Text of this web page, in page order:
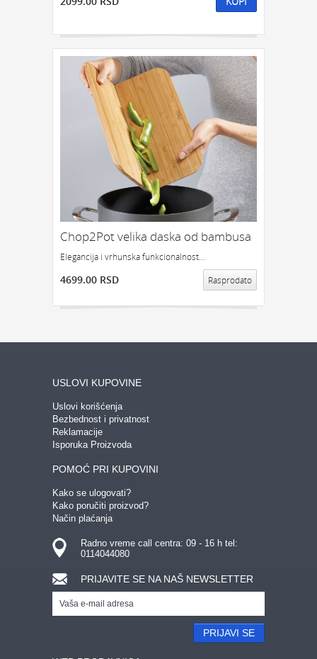
Chop2Pot velika daska od bambusa
Elegancija i vrhunska funkcionalnost...
4699.00 RSD Rasprodato
USLOVI KUPOVINE
Uslovi korišćenja
Bezbednost i privatnost
Reklamacije
Isporuka Proizvoda
POMOĆ PRI KUPOVINI
Kako se ulogovati?
Kako poručiti proizvod?
Način plaćanja
Radno vreme call centra: 09 - 16 h tel:
0114044080
PRIJAVITE SE NA NAŠ NEWSLETTER
PRIJAVI SE